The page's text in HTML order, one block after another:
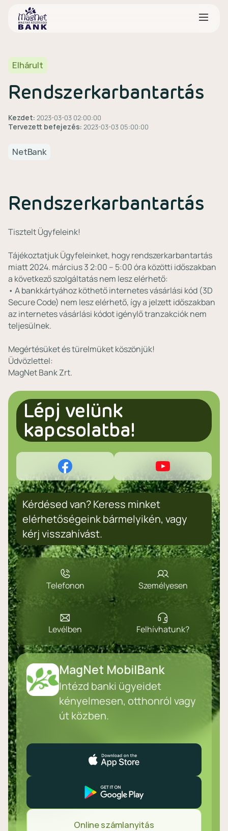
Elhárult
Rendszerkarbantartás
Kezdet: 2023-03-03 02:00:00
Tervezett befejezés: 2023-03-03 05:00:00
NetBank
Rendszerkarbantartás
Tisztelt Ügyfeleink!
Tájékoztatjuk Ügyfeleinket, hogy rendszerkarbantartás
miatt 2024. március 3 2:00 – 5:00 óra közötti időszakban
a következő szolgáltatás nem lesz elérhető:
• A bankkártyához köthető internetes vásárlási kód (3D
Secure Code) nem lesz elérhető, így a jelzett időszakban
az internetes vásárlási kódot igénylő tranzakciók nem
teljesülnek.
Megértésüket és türelmüket köszönjük!
Üdvözlettel:
MagNet Bank Zrt.
Lépj velünk
kapcsolatba!
Kérdésed van? Keress minket
elérhetőségeink bármelyikén, vagy
kérj visszahívást.
Telefonon Személyesen
Levélben Felhívhatunk?
MagNet MobilBank
Intézd banki ügyeidet
kényelmesen, otthonról vagy
út közben.
Online számlanyitás